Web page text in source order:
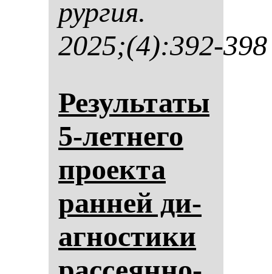
рур­гия.
2025;(4):392-398
Ре­зуль­та­ты
5-лет­не­го
про­ек­та
ран­ней ди­
аг­нос­ти­ки